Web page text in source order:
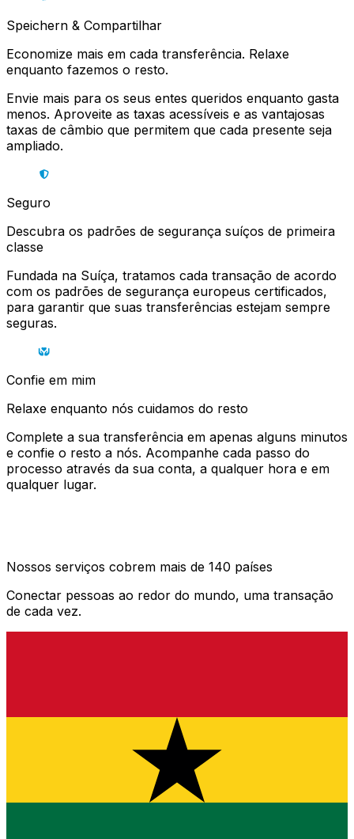
Speichern & Compartilhar
Economize mais em cada transferência. Relaxe
enquanto fazemos o resto.
Envie mais para os seus entes queridos enquanto gasta
menos. Aproveite as taxas acessíveis e as vantajosas
taxas de câmbio que permitem que cada presente seja
ampliado.
Seguro
Descubra os padrões de segurança suíços de primeira
classe
Fundada na Suíça, tratamos cada transação de acordo
com os padrões de segurança europeus certificados,
para garantir que suas transferências estejam sempre
seguras.
Confie em mim
Relaxe enquanto nós cuidamos do resto
Complete a sua transferência em apenas alguns minutos
e confie o resto a nós. Acompanhe cada passo do
processo através da sua conta, a qualquer hora e em
qualquer lugar.
Nossos serviços cobrem mais de 140 países
Conectar pessoas ao redor do mundo, uma transação
de cada vez.